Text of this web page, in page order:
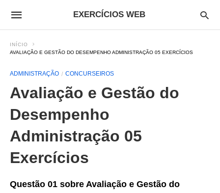
EXERCÍCIOS WEB
INÍCIO
AVALIAÇÃO E GESTÃO DO DESEMPENHO ADMINISTRAÇÃO 05 EXERCÍCIOS
ADMINISTRAÇÃO CONCURSEIROS
Avaliação e Gestão do
Desempenho
Administração 05
Exercícios
Questão 01 sobre Avaliação e Gestão do